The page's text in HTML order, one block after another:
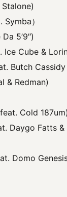
）
5’9″)
Ice Cube &
Butch
& Redman)
Cold 187um)
Daygo Fatts &
Domo